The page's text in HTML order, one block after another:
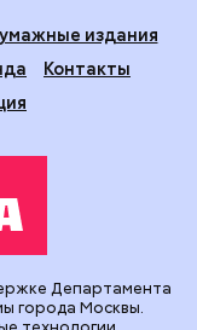
издания
Контакты
Департамента
города Москвы.